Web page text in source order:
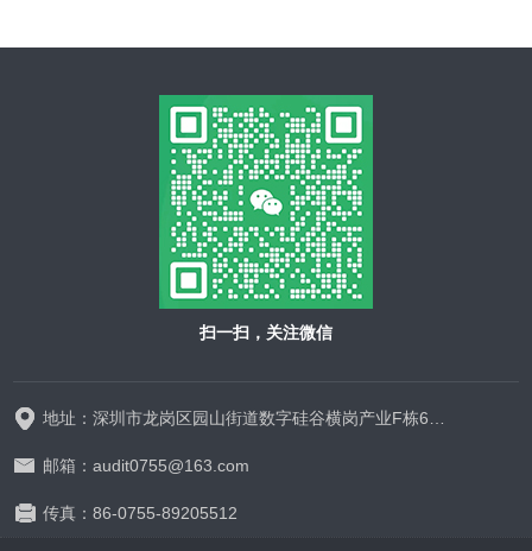
扫一扫，关注微信
邮箱：audit0755@163.com
传真：86-0755-89205512